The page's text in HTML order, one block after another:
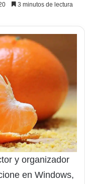
3 minutos de lectura
y organizador
en Windows,